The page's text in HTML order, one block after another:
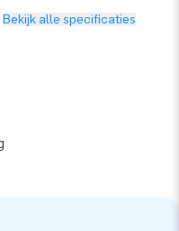
Bekijk alle specificaties